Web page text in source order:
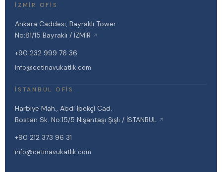
İZMIR OFIS
Ankara Caddesi, Bayraklı Tower
No:81/15 Bayraklı / İZMİR ↗
+90 232 999 76 36
info@cetinavukatlik.com
İSTANBUL OFIS
Harbiye Mah., Abdi İpekçi Cad.
Bostan Sk. No:15/5 Nişantaşı Şişli / İSTANBUL ↗
+90 212 373 96 31
info@cetinavukatlik.com